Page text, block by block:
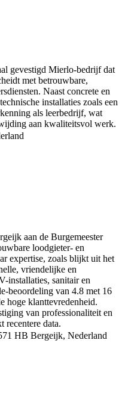
gevestigd Mierlo‑bedrijf dat
met betrouwbare,
Naast concrete en
installaties zoals een
als leerbedrijf, wat
aan kwaliteitsvol werk.
aan de Burgemeester
loodgieter- en
expertise, zoals blijkt uit het
vriendelijke en
installaties, sanitair en
beoordeling van 4.8 met 16
hoge klanttevredenheid.
van professionaliteit en
recentere data.
HB Bergeijk, Nederland